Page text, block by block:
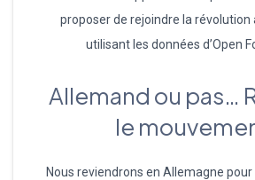
proposer de rejoindre la révolution
utilisant les données d’Open
Allemand ou pas…
le
Nous reviendrons en Allemagne pour